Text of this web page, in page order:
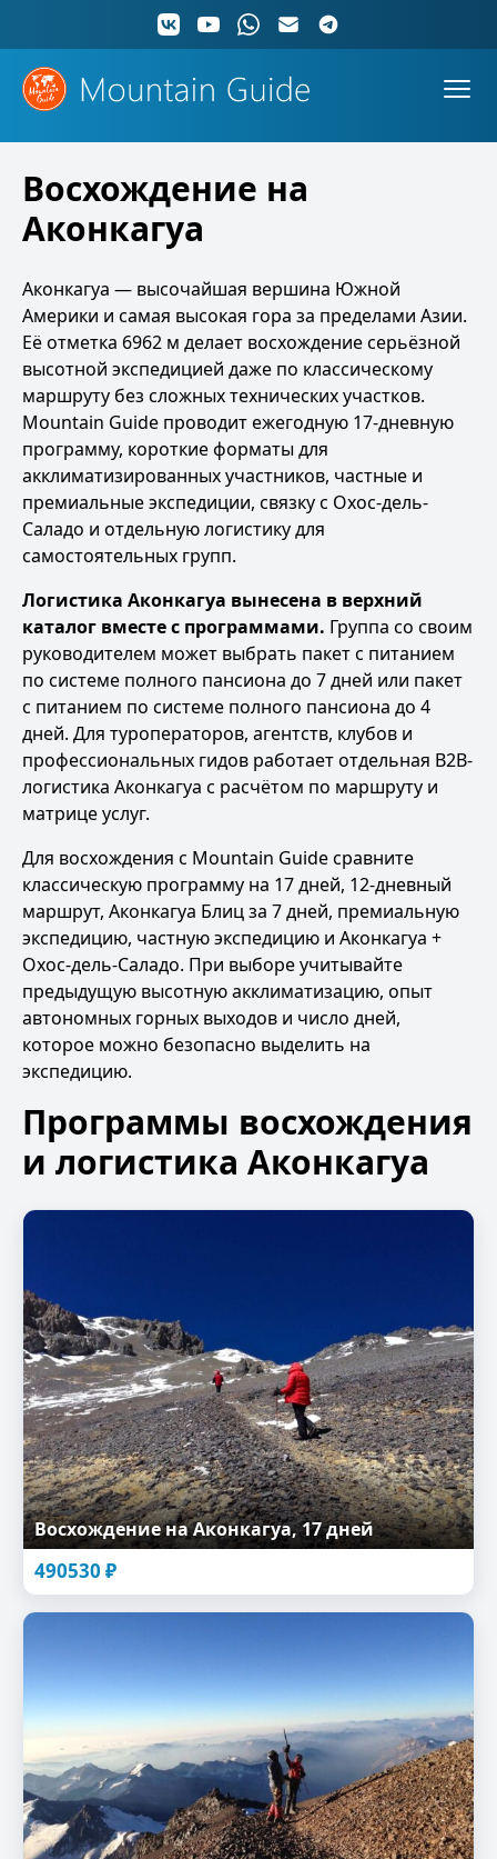
Восхождение на
Аконкагуа
Аконкагуа — высочайшая вершина Южной
Америки и самая высокая гора за пределами Азии.
Её отметка 6962 м делает восхождение серьёзной
высотной экспедицией даже по классическому
маршруту без сложных технических участков.
Mountain Guide проводит ежегодную 17-дневную
программу, короткие форматы для
акклиматизированных участников, частные и
премиальные экспедиции, связку с Охос-дель-
Саладо и отдельную логистику для
самостоятельных групп.
Логистика Аконкагуа вынесена в верхний
каталог вместе с программами. Группа со своим
руководителем может выбрать пакет с питанием
по системе полного пансиона до 7 дней или пакет
с питанием по системе полного пансиона до 4
дней. Для туроператоров, агентств, клубов и
профессиональных гидов работает отдельная B2B-
логистика Аконкагуа с расчётом по маршруту и
матрице услуг.
Для восхождения с Mountain Guide сравните
классическую программу на 17 дней, 12-дневный
маршрут, Аконкагуа Блиц за 7 дней, премиальную
экспедицию, частную экспедицию и Аконкагуа +
Охос-дель-Саладо. При выборе учитывайте
предыдущую высотную акклиматизацию, опыт
автономных горных выходов и число дней,
которое можно безопасно выделить на
экспедицию.
Программы восхождения
и логистика Аконкагуа
Восхождение на Аконкагуа, 17 дней
490530 ₽